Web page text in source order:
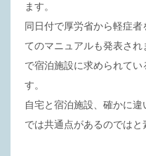
ます。
同日付で厚労省から軽症
てのマニュアルも発表さ
で宿泊施設に求められてい
す。
自宅と宿泊施設、確かに
では共通点があるのではと